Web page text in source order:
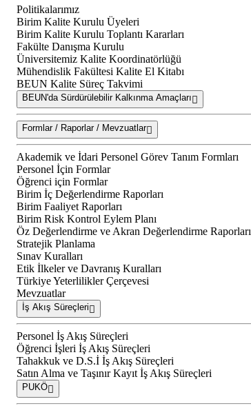
Politikalarımız
Birim Kalite Kurulu Üyeleri
Birim Kalite Kurulu Toplantı Kararları
Fakülte Danışma Kurulu
Üniversitemiz Kalite Koordinatörlüğü
Mühendislik Fakültesi Kalite El Kitabı
BEUN Kalite Süreç Takvimi
BEUN'da Sürdürülebilir Kalkınma Amaçları
Formlar / Raporlar / Mevzuatlar
Akademik ve İdari Personel Görev Tanım Formları
Personel İçin Formlar
Öğrenci için Formlar
Birim İç Değerlendirme Raporları
Birim Faaliyet Raporları
Birim Risk Kontrol Eylem Planı
Öz Değerlendirme ve Akran Değerlendirme Raporları
Stratejik Planlama
Sınav Kuralları
Etik İlkeler ve Davranış Kuralları
Türkiye Yeterlilikler Çerçevesi
Mevzuatlar
İş Akış Süreçleri
Personel İş Akış Süreçleri
Öğrenci İşleri İş Akış Süreçleri
Tahakkuk ve D.S.İ İş Akış Süreçleri
Satın Alma ve Taşınır Kayıt İş Akış Süreçleri
PUKÖ